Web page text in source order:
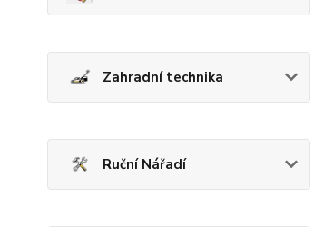
Zahradní technika
Ruční Nářadí